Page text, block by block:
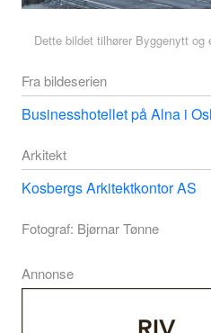
Dette bildet tilhører Byggenytt
Fra bildeserien
Businesshotellet på Alna i
Arkitekt
Kosbergs Arkitektkontor AS
Fotograf: Bjørnar Tønne
Annonse